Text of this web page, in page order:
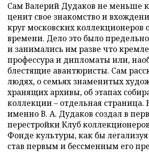
Сам Валерий Дудаков не меньше
ценит свое знакомство и
круг московских коллекционеров
времени. Дело это было
и занимались им разве что
профессура и дипломаты или,
блестящие авантюристы. Сам
людях, о семьях знаменитых
хранящих архивы, об этапах
коллекции – отдельная страница.
именно В. А. Дудаков создал в
перестройки Клуб
Фонде культуры, как бы легализуя
став первым и бессменным его